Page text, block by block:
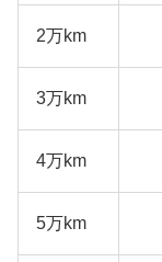
2万km
3万km
4万km
5万km